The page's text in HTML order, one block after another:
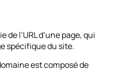
l’URL d’une page, qui
spécifique du site.
est composé de